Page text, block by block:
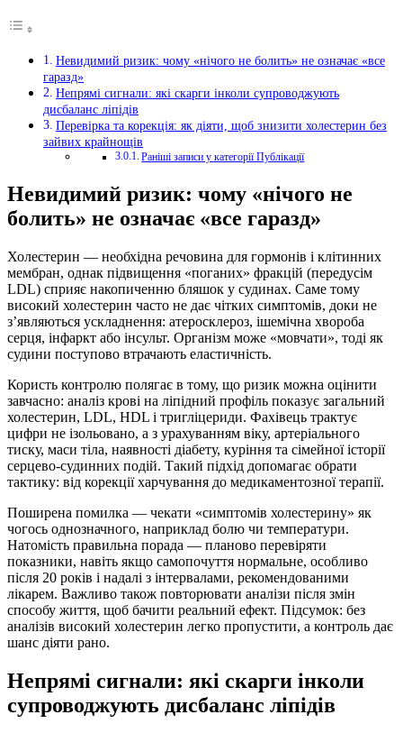
Невидимий ризик: чому «нічого не болить» не означає «все
гаразд»
Непрямі сигнали: які скарги інколи супроводжують
дисбаланс ліпідів
Перевірка та корекція: як діяти, щоб знизити холестерин без
зайвих крайнощів
Раніші записи у категорії Публікації
Невидимий ризик: чому «нічого не
болить» не означає «все гаразд»
Холестерин — необхідна речовина для гормонів і клітинних
мембран, однак підвищення «поганих» фракцій (передусім
LDL) сприяє накопиченню бляшок у судинах. Саме тому
високий холестерин часто не дає чітких симптомів, доки не
з’являються ускладнення: атеросклероз, ішемічна хвороба
серця, інфаркт або інсульт. Організм може «мовчати», тоді як
судини поступово втрачають еластичність.
Користь контролю полягає в тому, що ризик можна оцінити
завчасно: аналіз крові на ліпідний профіль показує загальний
холестерин, LDL, HDL і тригліцериди. Фахівець трактує
цифри не ізольовано, а з урахуванням віку, артеріального
тиску, маси тіла, наявності діабету, куріння та сімейної історії
серцево-судинних подій. Такий підхід допомагає обрати
тактику: від корекції харчування до медикаментозної терапії.
Поширена помилка — чекати «симптомів холестерину» як
чогось однозначного, наприклад болю чи температури.
Натомість правильна порада — планово перевіряти
показники, навіть якщо самопочуття нормальне, особливо
після 20 років і надалі з інтервалами, рекомендованими
лікарем. Важливо також повторювати аналізи після змін
способу життя, щоб бачити реальний ефект. Підсумок: без
аналізів високий холестерин легко пропустити, а контроль дає
шанс діяти рано.
Непрямі сигнали: які скарги інколи
супроводжують дисбаланс ліпідів